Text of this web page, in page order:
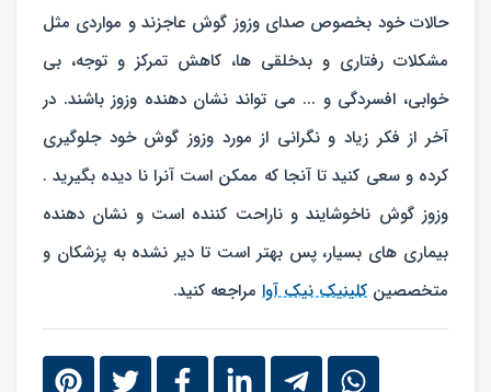
حالات خود بخصوص صدای وزوز گوش عاجزند و مواردی مثل
مشکلات رفتاری و بدخلقی ها، کاهش تمرکز و توجه، بی
خوابی، افسردگی و ... می تواند نشان دهنده وزوز باشند. در
آخر از فکر زیاد و نگرانی از مورد وزوز گوش خود جلوگیری
کرده و سعی کنید تا آنجا که ممکن است آنرا نا دیده بگیرید .
وزوز گوش ناخوشایند و ناراحت کننده است و نشان دهنده
بیماری های بسیار، پس بهتر است تا دیر نشده به پزشکان و
متخصصین کلینیک نیک آوا مراجعه کنید.